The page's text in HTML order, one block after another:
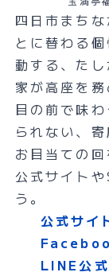
四日市まち
とに替わる
動する、た
家が高座を務
目の前で味
られない、
お目当ての
公式サイト
う。
公式サイ
LINE公